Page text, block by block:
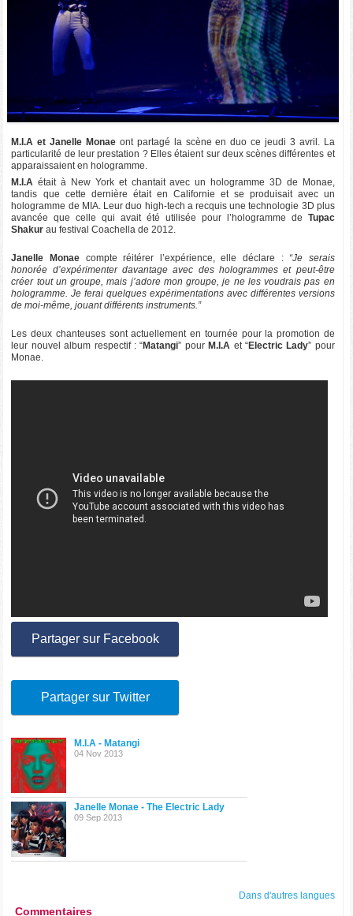
M.I.A et Janelle Monae ont partagé la scène en duo ce jeudi 3 avril. La
particularité de leur prestation ? Elles étaient sur deux scènes différentes et
apparaissaient en hologramme.
M.I.A était à New York et chantait avec un hologramme 3D de Monae,
tandis que cette dernière était en Californie et se produisait avec un
hologramme de MIA. Leur duo high-tech a recquis une technologie 3D plus
avancée que celle qui avait été utilisée pour l’hologramme de Tupac
Shakur au festival Coachella de 2012.
Janelle Monae compte réitérer l’expérience, elle déclare :“Je serais
honorée d’expérimenter davantage avec des hologrammes et peut-être
créer tout un groupe, mais j’adore mon groupe, je ne les voudrais pas en
hologramme. Je ferai quelques expérimentations avec différentes versions
de moi-même, jouant différents instruments.”
Les deux chanteuses sont actuellement en tournée pour la promotion de
leur nouvel album respectif : “Matangi” pour M.I.A et “Electric Lady” pour
Monae.
Partager sur Facebook
Partager sur Twitter
M.I.A - Matangi
04 Nov 2013
Janelle Monae - The Electric Lady
09 Sep 2013
Dans d'autres langues
Commentaires